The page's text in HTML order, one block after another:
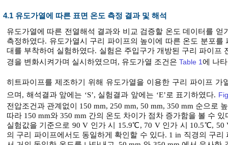
4.1 유도가열에 따른 표면 온도 측정 결과 및 해석
유도가열에 따른 전열해석 결과와 비교 검증할 온도 데이터를
측정하였다. 유도가열시 구리 파이프의 높이에 따른 온도 분포를
대를 부착하여 실험하였다. 실험은 주입구가 개방된 구리 파이
경을 변화시켜가며 실시하였으며, 유도가열 조건은 Table 1에 나
히트파이프를 제조하기 위해 유도가열을 이용한 구리 파이프
으며, 해석결과 앞에는 ‘S’, 실험결과 앞에는 ‘E’로 표기하였다.
전압조건과 관계없이 150 mm, 250 mm, 50 mm, 350 mm 순으로
따라 150 mm와 350 mm 간의 온도 차이가 점차 증가함을 볼 수
실험값을 기준으로 90 V 인가 시 15.9℃, 70 V 인가 시 10.5℃,
의 구리 파이프에서도 동일하게 확인할 수 있다. 1 in 직경의 구